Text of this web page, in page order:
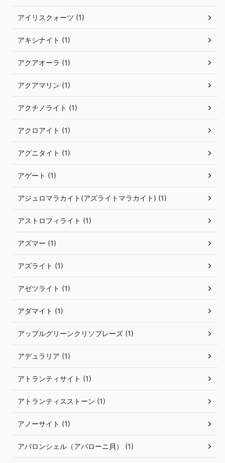
アイリスクォーツ (1)
アキシナイト (1)
アクアオーラ (1)
アクアマリン (1)
アクチノライト (1)
アクロアイト (1)
アグニタイト (1)
アゲート (1)
アジュロマラカイト(アズライトマラカイト) (1)
アストロフィライト (1)
アズマー (1)
アズライト (1)
アゼツライト (1)
アダマイト (1)
アップルグリーンクリソプレーズ (1)
アデュラリア (1)
アトランティサイト (1)
アトランティスストーン (1)
アノーサイト (1)
アバロンシェル（アバローニ貝） (1)